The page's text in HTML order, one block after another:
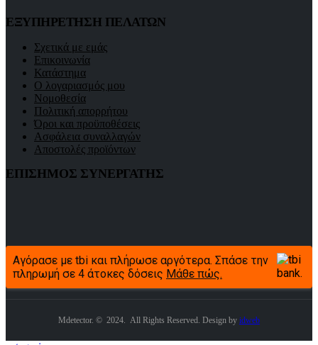
ΕΞΥΠΗΡΕΤΗΣΗ ΠΕΛΑΤΩΝ
Σχετικά με εμάς
Επικοινωνία
Κατάστημα
Ο λογαριασμός μου
Νομοθεσία
Πολιτική απορρήτου
Όροι και προϋποθέσεις
Ασφάλεια συναλλαγών
Αποστολές προϊόντων
ΕΠΙΣΗΜΟΣ ΣΥΝΕΡΓΑΤΗΣ
Αγόρασε με tbi και πλήρωσε αργότερα. Σπάσε την
πληρωμή σε 4 άτοκες δόσεις Μάθε πώς.
Mdetector. © 2024. All Rights Reserved. Design by idweb